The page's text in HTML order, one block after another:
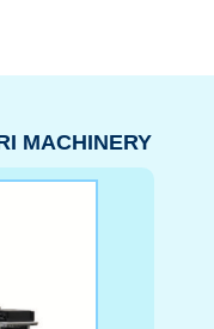
MACHINERY